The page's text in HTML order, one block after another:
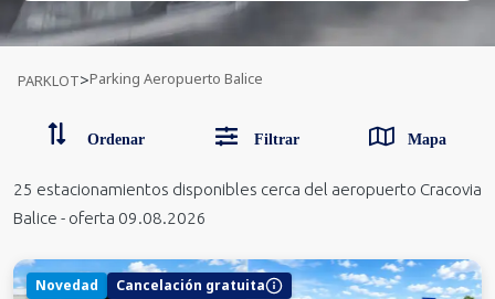
PARKLOT>Parking Aeropuerto Balice
Ordenar Filtrar Mapa
25 estacionamientos disponibles cerca del aeropuerto Cracovia
Balice - oferta 09.08.2026
Novedad Cancelación gratuita